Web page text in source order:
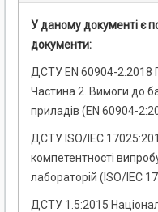
У даному документі є
документи:
ДСТУ EN 60904-2:2018
Частина 2. Вимоги до
приладів (EN 60904-
ДСТУ ISO/IEC
компетентності
лабораторій (ISO/IEC
ДСТУ 1.5:2015